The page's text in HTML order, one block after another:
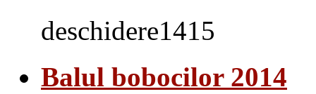
deschidere1415
Balul bobocilor 2014